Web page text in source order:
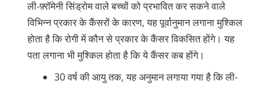
ली-फ़्रॉमेनी सिंड्रोम वाले बच्चों को प्रभावित कर सकने वाले
विभिन्न प्रकार के कैंसरों के कारण, यह पूर्वानुमान लगाना मुश्किल
होता है कि रोगी में कौन से प्रकार के कैंसर विकसित होंगे। यह
पता लगाना भी मुश्किल होता है कि ये कैंसर कब होंगे।
30 वर्ष की आयु तक, यह अनुमान लगाया गया है कि ली-